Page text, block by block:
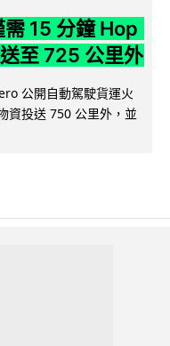
15 分鐘 Hop
至 725 公里外
公開自動駕駛貨運火
資投送 750 公里外，並